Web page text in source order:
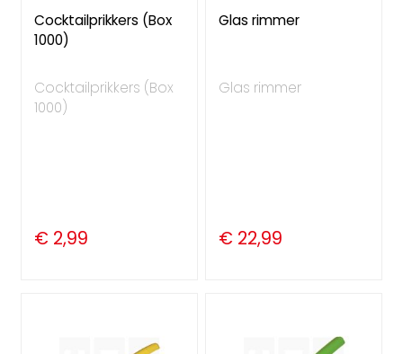
Cocktailprikkers (Box
1000)
Cocktailprikkers (Box
1000)
€ 2,99
Glas rimmer
Glas rimmer
€ 22,99